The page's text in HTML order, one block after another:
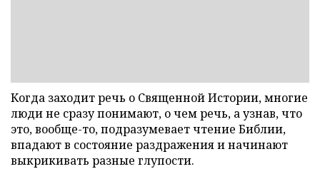
Когда заходит речь о Священной Истории, многие
люди не сразу понимают, о чем речь, а узнав, что
это, вообще-то, подразумевает чтение Библии,
впадают в состояние раздражения и начинают
выкрикивать разные глупости.